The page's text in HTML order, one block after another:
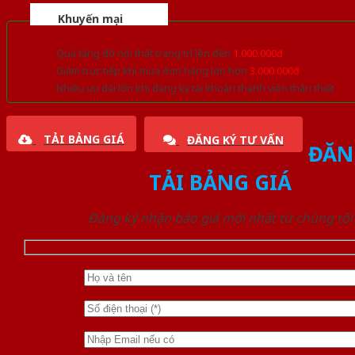
Khuyến mại
Quà tặng đồ nội thất trang trí lên đến 1.000.000đ
Giảm trực tiếp khi mua đơn hàng lớn hơn 3.000.000đ
Nhiều ưu đãi lớn khi đăng ký tài khoản thành viên thân thiết
TẢI BẢNG GIÁ ĐĂNG KÝ TƯ VẤN
TẢI BẢNG GIÁ
Đăng ký nhận báo giá mới nhất từ chúng tôi